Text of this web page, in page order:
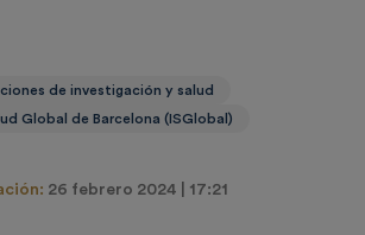
de investigación y salud
Global de Barcelona (ISGlobal)
26 febrero 2024 | 17:21